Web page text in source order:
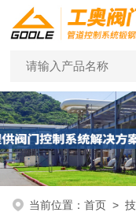
当前位置：首页 >